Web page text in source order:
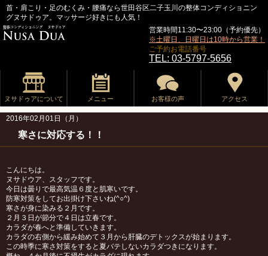
首・肩こり・足のむくみ・腰痛なら世田谷区二子玉川の整体コンディショニン
グヌサドゥア。マッサージ好きにも人気！
営業時間11:30〜23:00（予約優先）
※土曜日、日曜日は10時から営業！
ご予約お電話番号
TEL: 03-5797-5656
ヌサドゥアについて メニュー お客様の声 アクセス
2016年02月01日（月）
寒さに対応する！！
こんにちは。
ヌサドウア、スタッフです。
今日は曇りで最高気温６度と肌寒いです。
防寒対策をしてお出掛け下さいね(^○^)
寒さが身に染みる２月です。
２月３日が節分で４日は立春です。
カラダが春へと準備していきます。
カラダの右側から緩み始めて３月から肝臓のデトックスが始まります。
この時季に寒さ対策をすると夏バテしないカラダつきになります。